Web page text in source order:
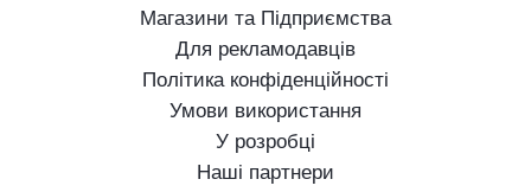
Магазини та Підприємства
Для рекламодавців
Політика конфіденційності
Умови використання
У розробці
Наші партнери